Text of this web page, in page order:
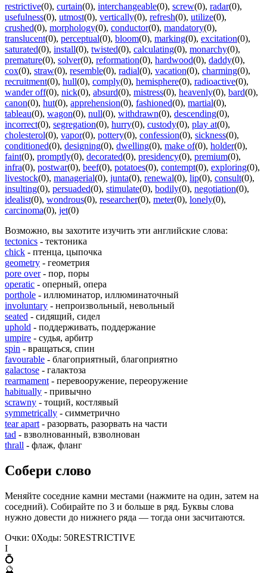
restrictive(0), curtain(0), interchangeable(0), screw(0), radar(0),
usefulness(0), utmost(0), vertically(0), refresh(0), utilize(0),
crushed(0), morphology(0), conductor(0), mandatory(0),
translucent(0), perceptual(0), bloom(0), marking(0), excitation(0),
saturated(0), install(0), twisted(0), calculating(0), monarchy(0),
premature(0), solver(0), reformation(0), hardwood(0), daddy(0),
cox(0), straw(0), resemble(0), radial(0), vacation(0), charming(0),
recruitment(0), hull(0), comply(0), hemisphere(0), radioactive(0),
wander off(0), nick(0), absurd(0), mistress(0), heavenly(0), bard(0),
canon(0), hut(0), apprehension(0), fashioned(0), martial(0),
tableau(0), wagon(0), null(0), withdrawn(0), descending(0),
incorrect(0), segregation(0), hurry(0), custody(0), play at(0),
cholesterol(0), vapor(0), pottery(0), confession(0), sickness(0),
conditioned(0), designing(0), dwelling(0), make of(0), holder(0),
faint(0), promptly(0), decorated(0), presidency(0), premium(0),
infra(0), postwar(0), beef(0), potatoes(0), contempt(0), exploring(0),
livestock(0), managerial(0), junta(0), renewal(0), lip(0), consult(0),
insulting(0), persuaded(0), stimulate(0), bodily(0), negotiation(0),
idealist(0), wondrous(0), researcher(0), meter(0), lonely(0),
carcinoma(0), jet(0)
Возможно, вы захотите изучить эти английские слова:
tectonics - тектоника
chick - птенца, цыпочка
geometry - геометрия
pore over- пор, поры
operatic - оперный, опера
porthole - иллюминатор, иллюминаточный
involuntary - непроизвольный, невольный
seated - сидящий, сидел
uphold - поддерживать, поддержание
umpire - судья, арбитр
spin - вращаться, спин
favourable - благоприятный, благоприятно
galactose - галактоза
rearmament - перевооружение, переоружение
habitually - привычно
scrawny - тощий, костлявый
symmetrically - симметрично
tear apart - разорвать, разорвать на части
tad - взволнованный, взволнован
thrall - флаж, фланг
Собери слово
Меняйте соседние камни местами (нажмите на один, затем на
соседний). Собирайте по 3 и больше в ряд. Буквы слова
нужно довести до нижнего ряда — тогда они засчитаются.
Очки: 0Ходы: 50RESTRICTIVE
I
💍
🔮